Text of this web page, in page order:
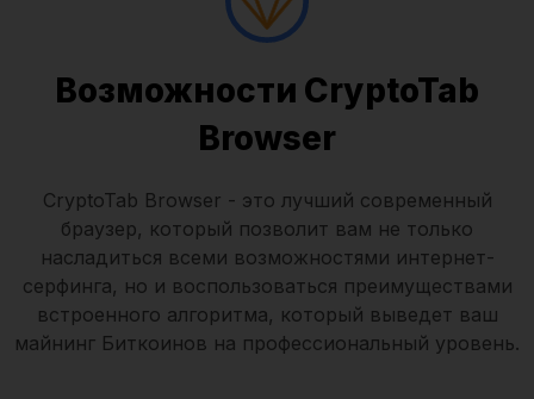
Возможности CryptoTab
Browser
CryptoTab Browser - это лучший современный
браузер, который позволит вам не только
насладиться всеми возможностями интернет-
серфинга, но и воспользоваться преимуществами
встроенного алгоритма, который выведет ваш
майнинг Биткоинов на профессиональный уровень.